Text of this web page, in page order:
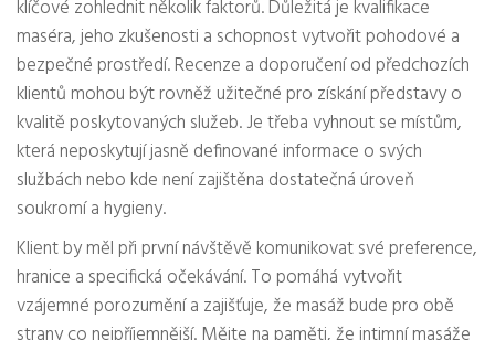
klíčové zohlednit několik faktorů. Důležitá je kvalifikace
maséra, jeho zkušenosti a schopnost vytvořit pohodové a
bezpečné prostředí. Recenze a doporučení od předchozích
klientů mohou být rovněž užitečné pro získání představy o
kvalitě poskytovaných služeb. Je třeba vyhnout se místům,
která neposkytují jasně definované informace o svých
službách nebo kde není zajištěna dostatečná úroveň
soukromí a hygieny.
Klient by měl při první návštěvě komunikovat své preference,
hranice a specifická očekávání. To pomáhá vytvořit
vzájemné porozumění a zajišťuje, že masáž bude pro obě